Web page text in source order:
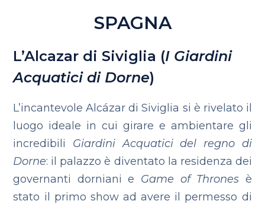
SPAGNA
L’Alcazar di Siviglia (I Giardini
Acquatici di Dorne)
L’incantevole Alcázar di Siviglia si è rivelato il
luogo ideale in cui girare e ambientare gli
incredibili Giardini Acquatici del regno di
Dorne: il palazzo è diventato la residenza dei
governanti dorniani e Game of Thrones è
stato il primo show ad avere il permesso di